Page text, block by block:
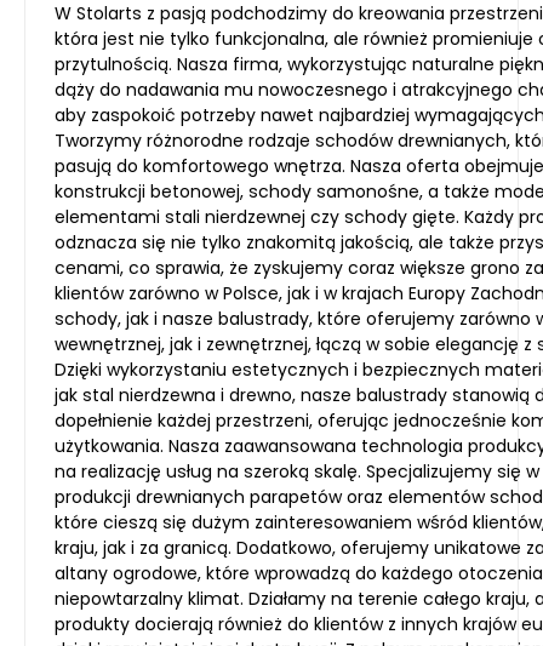
W Stolarts z pasją podchodzimy do kreowania
która jest nie tylko funkcjonalna, ale również promieniuje
przytulnością. Nasza firma, wykorzystując naturalne
dąży do nadawania mu nowoczesnego i atrakcyjnego
aby zaspokoić potrzeby nawet najbardziej
Tworzymy różnorodne rodzaje schodów drewnianych,
pasują do komfortowego wnętrza. Nasza oferta
konstrukcji betonowej, schody samonośne, a także
elementami stali nierdzewnej czy schody gięte. Każdy
odznacza się nie tylko znakomitą jakością, ale także
cenami, co sprawia, że zyskujemy coraz większe grono
klientów zarówno w Polsce, jak i w krajach Europy
schody, jak i nasze balustrady, które oferujemy zarówno
wewnętrznej, jak i zewnętrznej, łączą w sobie elegancję z
Dzięki wykorzystaniu estetycznych i bezpiecznych
jak stal nierdzewna i drewno, nasze balustrady stanowią
dopełnienie każdej przestrzeni, oferując jednocześnie
użytkowania. Nasza zaawansowana technologia
na realizację usług na szeroką skalę. Specjalizujemy się
produkcji drewnianych parapetów oraz elementów
które cieszą się dużym zainteresowaniem wśród
kraju, jak i za granicą. Dodatkowo, oferujemy unikatowe
altany ogrodowe, które wprowadzą do każdego otoczenia
niepowtarzalny klimat. Działamy na terenie całego kraju,
produkty docierają również do klientów z innych krajów